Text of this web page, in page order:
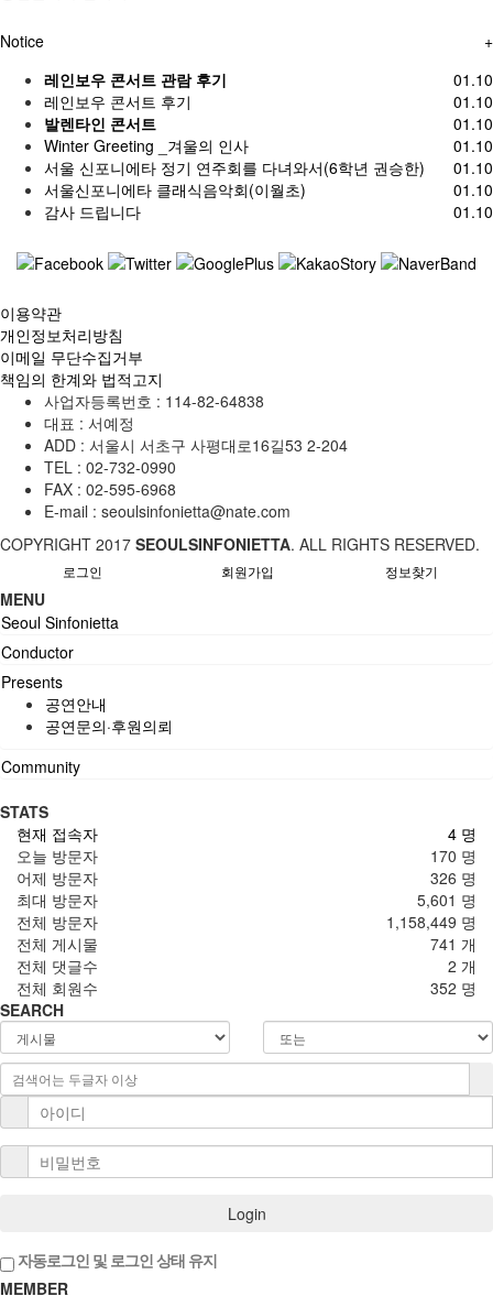
+
Notice
01.10
레인보우 콘서트 관람 후기
01.10
레인보우 콘서트 후기
01.10
발렌타인 콘서트
01.10
Winter Greeting _겨울의 인사
01.10
서울 신포니에타 정기 연주회를 다녀와서(6학년 권승한)
01.10
서울신포니에타 클래식음악회(이월초)
01.10
감사 드립니다
이용약관
개인정보처리방침
이메일 무단수집거부
책임의 한계와 법적고지
사업자등록번호 : 114-82-64838
대표 : 서예정
ADD : 서울시 서초구 사평대로16길53 2-204
TEL : 02-732-0990
FAX : 02-595-6968
E-mail : seoulsinfonietta@nate.com
COPYRIGHT 2017 SEOULSINFONIETTA. ALL RIGHTS RESERVED.
로그인 회원가입 정보찾기
MENU
Seoul Sinfonietta
Conductor
Presents
공연안내
공연문의·후원의뢰
Community
STATS
4 명
현재 접속자
170 명
오늘 방문자
326 명
어제 방문자
5,601 명
최대 방문자
1,158,449 명
전체 방문자
741 개
전체 게시물
2 개
전체 댓글수
352 명
전체 회원수
SEARCH
Login
자동로그인 및 로그인 상태 유지
MEMBER